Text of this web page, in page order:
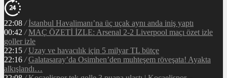
22:08 / İstanbul Havalimanı’na üç uçak aynı anda iniş yaptı
00:42 / MAÇ ÖZETİ İZLE: Arsenal 2-2 Liverpool maçı özet izle
goller izle
22:15 / Uzay ve havacılık için 5 milyar TL bütçe
22:16 / Galatasaray’da Osimhen’den muhteşem röveşata! Ayakta
alkışlandı…